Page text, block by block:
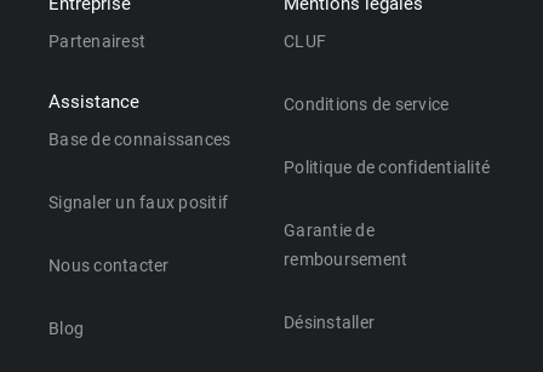
Partenairest
Assistance
Base de connaissances
Signaler un faux positif
Nous contacter
Blog
CLUF
Conditions de service
Politique de confidentialité
Garantie de
remboursement
Désinstaller